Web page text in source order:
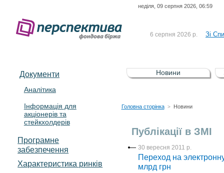
неділя, 09 серпня 2026, 06:59
6 серпня 2026 р. Зі
5 серпня 2026 р.
Зі
UA4000232607)
4 серпня 2026 р.
Документи
Аналітика
Інформація для
акціонерів та
стейкхолдерів
Програмне
забезпечення
Характеристика pинків
Новини
Головна сторінка > Новини
Публікації в ЗМІ
30 вересня 2011 р.
Переход на
млрд грн